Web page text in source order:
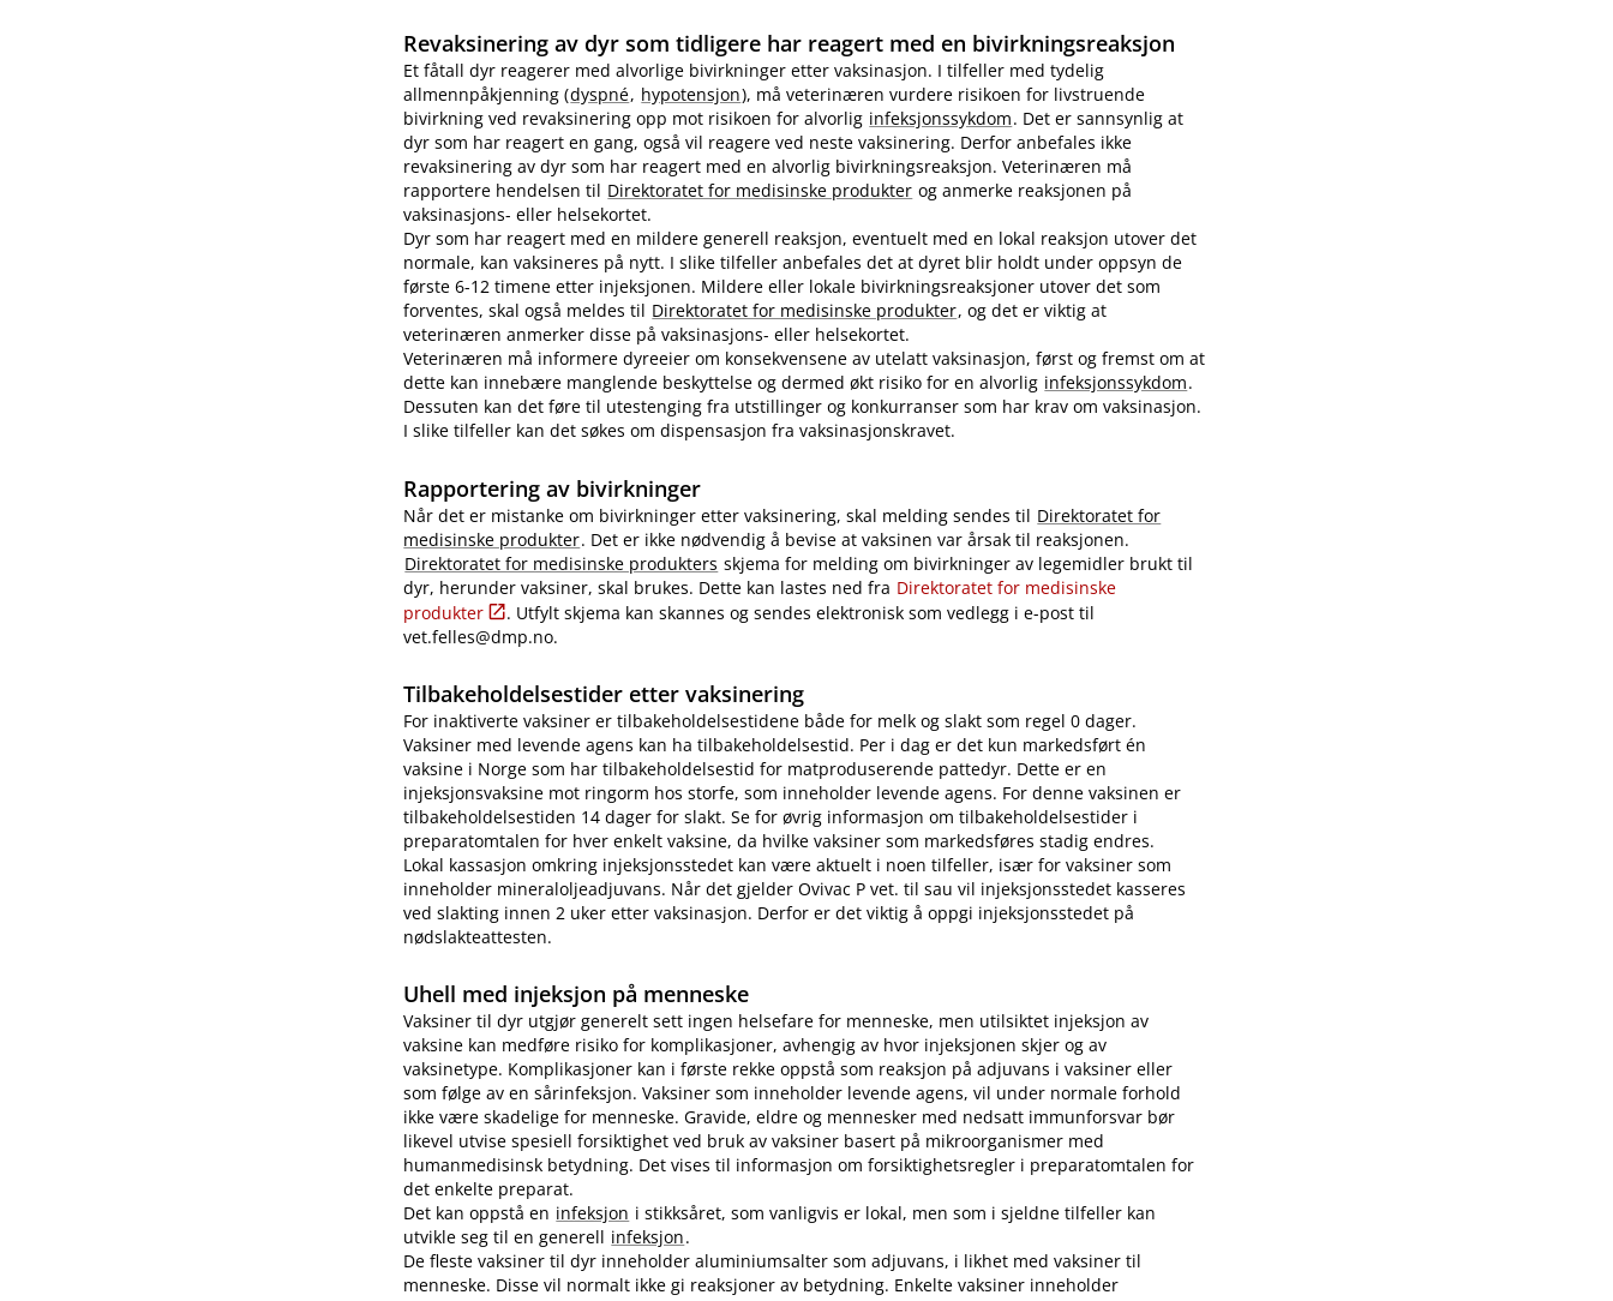
Revaksinering av dyr som tidligere har reagert med en bivirkningsreaksjon
Et fåtall dyr reagerer med alvorlige bivirkninger etter vaksinasjon. I tilfeller med tydelig
allmennpåkjenning (dyspné, hypotensjon), må veterinæren vurdere risikoen for livstruende
bivirkning ved revaksinering opp mot risikoen for alvorlig infeksjonssykdom. Det er sannsynlig at
dyr som har reagert en gang, også vil reagere ved neste vaksinering. Derfor anbefales ikke
revaksinering av dyr som har reagert med en alvorlig bivirkningsreaksjon. Veterinæren må
rapportere hendelsen til Direktoratet for medisinske produkter og anmerke reaksjonen på
vaksinasjons- eller helsekortet.
Dyr som har reagert med en mildere generell reaksjon, eventuelt med en lokal reaksjon utover det
normale, kan vaksineres på nytt. I slike tilfeller anbefales det at dyret blir holdt under oppsyn de
første 6-12 timene etter injeksjonen. Mildere eller lokale bivirkningsreaksjoner utover det som
forventes, skal også meldes til Direktoratet for medisinske produkter, og det er viktig at
veterinæren anmerker disse på vaksinasjons- eller helsekortet.
Veterinæren må informere dyreeier om konsekvensene av utelatt vaksinasjon, først og fremst om at
dette kan innebære manglende beskyttelse og dermed økt risiko for en alvorlig infeksjonssykdom.
Dessuten kan det føre til utestenging fra utstillinger og konkurranser som har krav om vaksinasjon.
I slike tilfeller kan det søkes om dispensasjon fra vaksinasjonskravet.
Rapportering av bivirkninger
Når det er mistanke om bivirkninger etter vaksinering, skal melding sendes til Direktoratet for
medisinske produkter. Det er ikke nødvendig å bevise at vaksinen var årsak til reaksjonen.
Direktoratet for medisinske produkters skjema for melding om bivirkninger av legemidler brukt til
dyr, herunder vaksiner, skal brukes. Dette kan lastes ned fra Direktoratet for medisinske
produkter
. Utfylt skjema kan skannes og sendes elektronisk som vedlegg i e-post til
vet.felles@dmp.no.
Tilbakeholdelsestider etter vaksinering
For inaktiverte vaksiner er tilbakeholdelsestidene både for melk og slakt som regel 0 dager.
Vaksiner med levende agens kan ha tilbakeholdelsestid. Per i dag er det kun markedsført én
vaksine i Norge som har tilbakeholdelsestid for matproduserende pattedyr. Dette er en
injeksjonsvaksine mot ringorm hos storfe, som inneholder levende agens. For denne vaksinen er
tilbakeholdelsestiden 14 dager for slakt. Se for øvrig informasjon om tilbakeholdelsestider i
preparatomtalen for hver enkelt vaksine, da hvilke vaksiner som markedsføres stadig endres.
Lokal kassasjon omkring injeksjonsstedet kan være aktuelt i noen tilfeller, især for vaksiner som
inneholder mineraloljeadjuvans. Når det gjelder Ovivac P vet. til sau vil injeksjonsstedet kasseres
ved slakting innen 2 uker etter vaksinasjon. Derfor er det viktig å oppgi injeksjonsstedet på
nødslakteattesten.
Uhell med injeksjon på menneske
Vaksiner til dyr utgjør generelt sett ingen helsefare for menneske, men utilsiktet injeksjon av
vaksine kan medføre risiko for komplikasjoner, avhengig av hvor injeksjonen skjer og av
vaksinetype. Komplikasjoner kan i første rekke oppstå som reaksjon på adjuvans i vaksiner eller
som følge av en sårinfeksjon. Vaksiner som inneholder levende agens, vil under normale forhold
ikke være skadelige for menneske. Gravide, eldre og mennesker med nedsatt immunforsvar bør
likevel utvise spesiell forsiktighet ved bruk av vaksiner basert på mikroorganismer med
humanmedisinsk betydning. Det vises til informasjon om forsiktighetsregler i preparatomtalen for
det enkelte preparat.
Det kan oppstå en infeksjon i stikksåret, som vanligvis er lokal, men som i sjeldne tilfeller kan
utvikle seg til en generell infeksjon.
De fleste vaksiner til dyr inneholder aluminiumsalter som adjuvans, i likhet med vaksiner til
menneske. Disse vil normalt ikke gi reaksjoner av betydning. Enkelte vaksiner inneholder